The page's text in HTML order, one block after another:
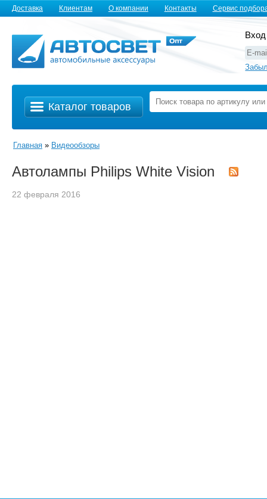
Доставка Клиентам О компании Контакты Сервис
Каталог товаров
Главная » Видеообзоры
Автолампы Philips White Vision
22 февраля 2016